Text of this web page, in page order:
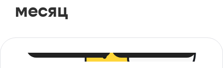
месяц